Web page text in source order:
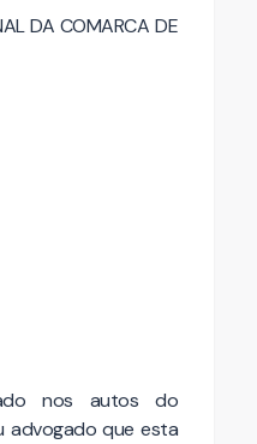
DA COMARCA DE
nos autos do
advogado que esta